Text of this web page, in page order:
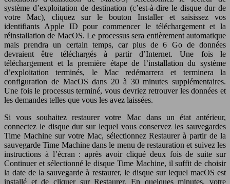
système d’exploitation de destination (c’est-à-dire le disque dur de
votre Mac), cliquez sur le bouton Installer et saisissez vos
identifiants Apple ID pour commencer le téléchargement et la
réinstallation de MacOS. Le processus sera entièrement automatique
mais prendra un certain temps, car plus de 6 Go de données
devraient être téléchargés à partir d’Internet. Une fois le
téléchargement et la première étape de l’installation du système
d’exploitation terminés, le Mac redémarrera et terminera la
configuration de MacOS dans 20 à 30 minutes supplémentaires.
Une fois le processus terminé, vous devriez retrouver les données et
les demandes telles que vous les avez laissées.
Si vous souhaitez restaurer votre Mac dans un état antérieur,
connectez le disque dur sur lequel vous conservez les sauvegardes
Time Machine sur votre Mac, sélectionnez Restaurer à partir de la
sauvegarde Time Machine dans le menu de restauration et suivez les
instructions à l’écran : après avoir cliqué deux fois de suite sur
Continuer et sélectionné le disque Time Machine, il suffit de choisir
la date de la sauvegarde à restaurer, le disque sur lequel macOS est
installé et de cliquer sur Restaurer. En quelques minutes, votre